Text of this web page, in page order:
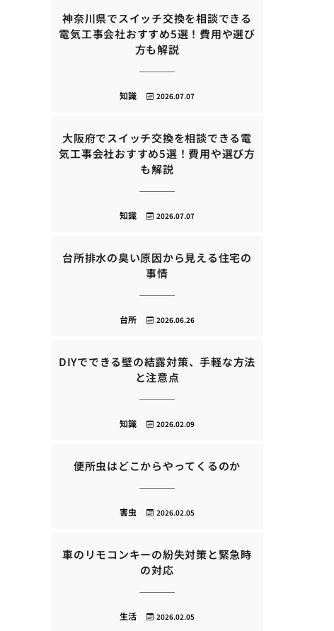
神奈川県でスイッチ交換を相談できる
電気工事会社おすすめ5選！費用や選び
方も解説
2026.07.07
知識
大阪府でスイッチ交換を相談できる電
気工事会社おすすめ5選！費用や選び方
も解説
2026.07.07
知識
台所排水の臭い原因から見える住宅の
事情
2026.06.26
台所
DIYでできる壁の結露対策、手軽な方法
と注意点
2026.02.09
知識
便所虫はどこからやってくるのか
2026.02.05
害虫
車のリモコンキーの紛失対策と緊急時
の対応
2026.02.05
生活